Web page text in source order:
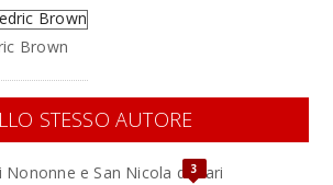
Brown
STESSO AUTORE
3
Nononne e San Nicola di Bari